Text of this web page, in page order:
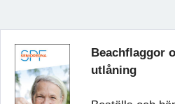
Beachflaggor
utlåning